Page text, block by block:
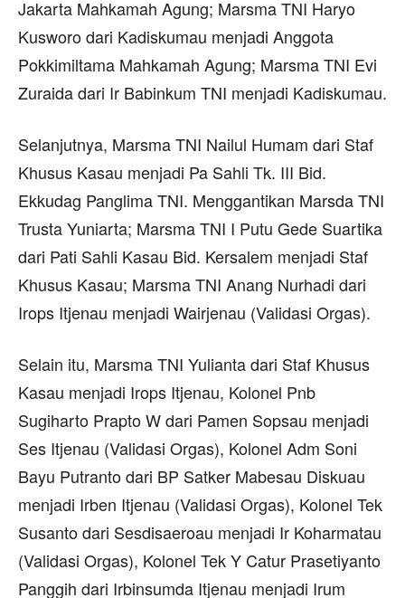
Jakarta Mahkamah Agung; Marsma TNI Haryo
Kusworo dari Kadiskumau menjadi Anggota
Pokkimiltama Mahkamah Agung; Marsma TNI Evi
Zuraida dari Ir Babinkum TNI menjadi Kadiskumau.
Selanjutnya, Marsma TNI Nailul Humam dari Staf
Khusus Kasau menjadi Pa Sahli Tk. III Bid.
Ekkudag Panglima TNI. Menggantikan Marsda TNI
Trusta Yuniarta; Marsma TNI I Putu Gede Suartika
dari Pati Sahli Kasau Bid. Kersalem menjadi Staf
Khusus Kasau; Marsma TNI Anang Nurhadi dari
Irops Itjenau menjadi Wairjenau (Validasi Orgas).
Selain itu, Marsma TNI Yulianta dari Staf Khusus
Kasau menjadi Irops Itjenau, Kolonel Pnb
Sugiharto Prapto W dari Pamen Sopsau menjadi
Ses Itjenau (Validasi Orgas), Kolonel Adm Soni
Bayu Putranto dari BP Satker Mabesau Diskuau
menjadi Irben Itjenau (Validasi Orgas), Kolonel Tek
Susanto dari Sesdisaeroau menjadi Ir Koharmatau
(Validasi Orgas), Kolonel Tek Y Catur Prasetiyanto
Panggih dari Irbinsumda Itjenau menjadi Irum